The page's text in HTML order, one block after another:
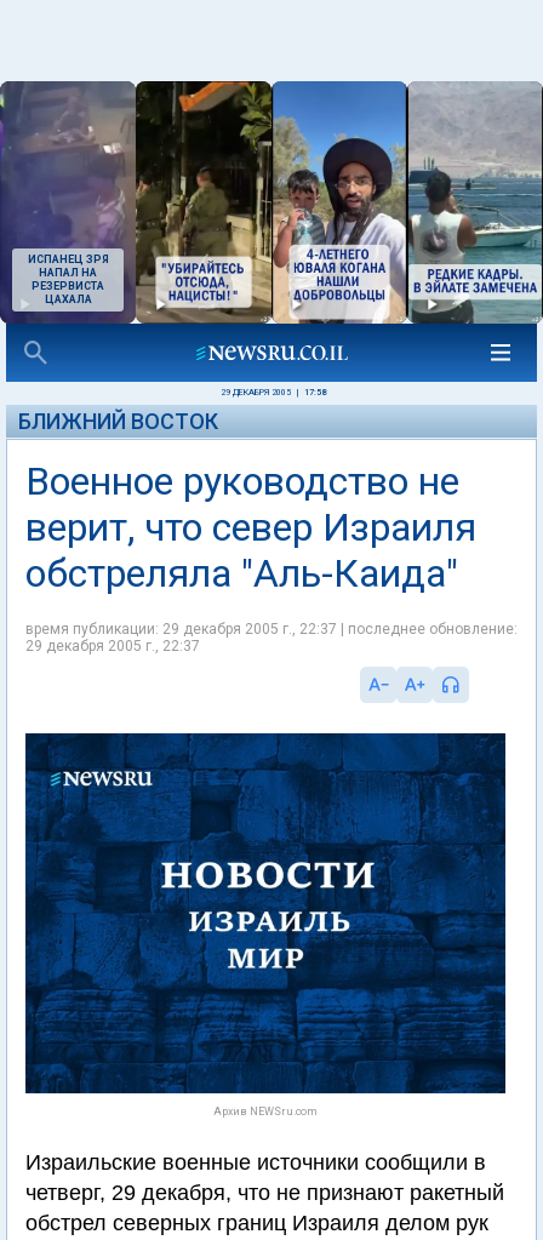
ИСПАНЕЦ ЗРЯ
НАПАЛ НА
РЕЗЕРВИСТА
ЦАХАЛА
29 ДЕКАБРЯ 2005 17:58
БЛИЖНИЙ ВОСТОК
Военное руководство не
верит, что север Израиля
обстреляла "Аль-Каида"
время публикации: 29 декабря 2005 г., 22:37 | последнее обновление:
29 декабря 2005 г., 22:37
Архив NEWSru.com
Израильские военные источники сообщили в
четверг, 29 декабря, что не признают ракетный
обстрел северных границ Израиля делом рук